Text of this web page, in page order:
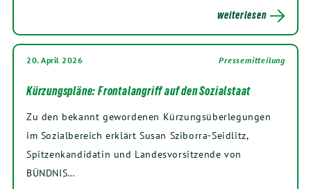
weiterlesen
20. April 2026 Pressemitteilung
Kürzungspläne: Frontalangriff auf den Sozialstaat
Zu den bekannt gewordenen Kürzungsüberlegungen
im Sozialbereich erklärt Susan Sziborra-Seidlitz,
Spitzenkandidatin und Landesvorsitzende von
BÜNDNIS…